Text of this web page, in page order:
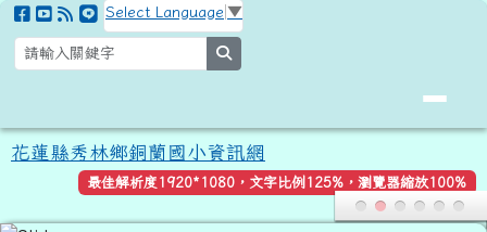
跳至主內容區
花蓮縣秀林鄉銅蘭國小資訊網
Select Language ▼
花蓮縣秀林鄉銅蘭國小資訊網
最佳解析度1920*1080，文字比例125%，瀏覽器縮放100%